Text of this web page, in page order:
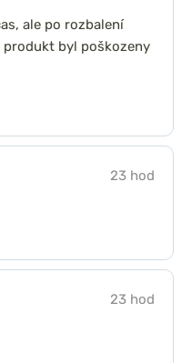
ale po rozbalení
byl poškozeny
23 hod
23 hod